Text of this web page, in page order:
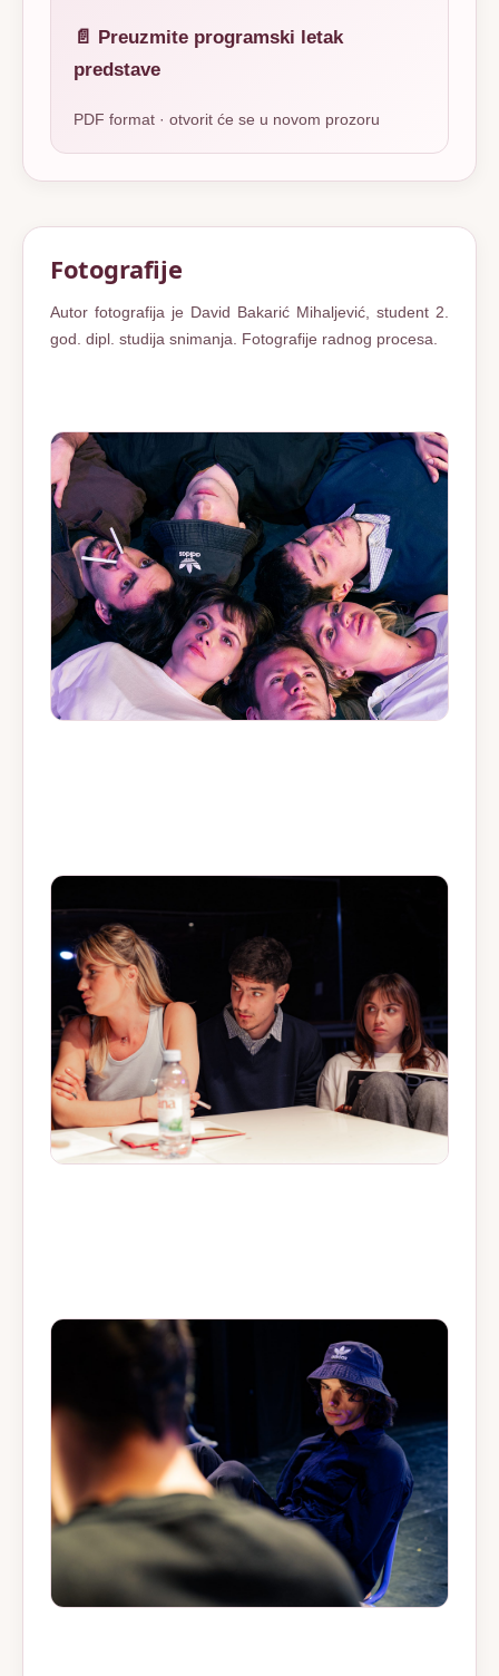
📄 Preuzmite programski letak
predstave
PDF format · otvorit će se u novom prozoru
Fotografije
Autor fotografija je David Bakarić Mihaljević, student 2.
god. dipl. studija snimanja. Fotografije radnog procesa.